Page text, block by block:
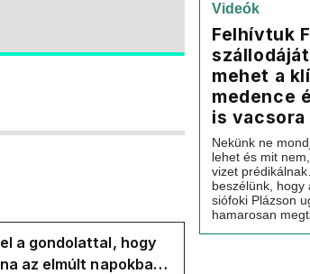
a gondolattal, hogy
az elmúlt napokban
Videók
Felhívtuk
mehet a
medence
is vacsora
Nekünk ne
lehet és mit
vizet
beszélünk, hogy
siófoki Plázson
hamarosan